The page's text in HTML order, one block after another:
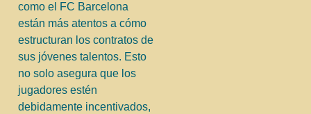
como el FC Barcelona
están más atentos a cómo
estructuran los contratos de
sus jóvenes talentos. Esto
no solo asegura que los
jugadores estén
debidamente incentivados,